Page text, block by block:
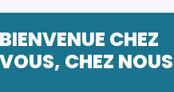
BIENVENUE CHEZ
VOUS, CHEZ